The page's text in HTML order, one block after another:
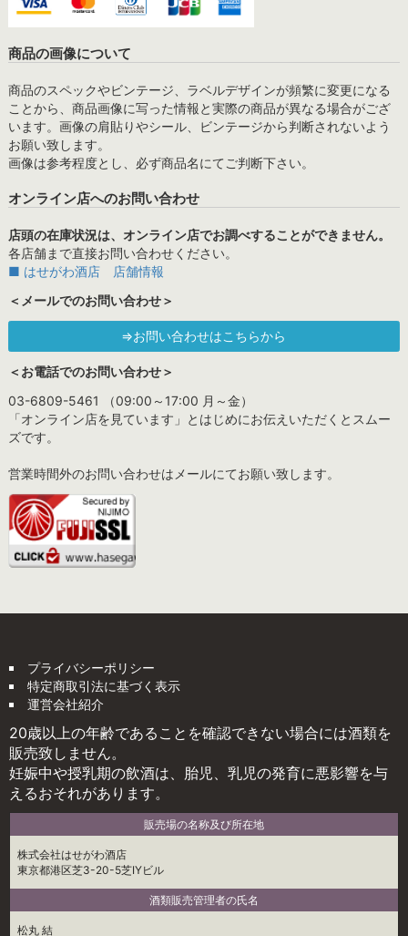
商品の画像について
商品のスペックやビンテージ、ラベルデザインが頻繁に変更になる
ことから、商品画像に写った情報と実際の商品が異なる場合がござ
います。画像の肩貼りやシール、ビンテージから判断されないよう
お願い致します。
画像は参考程度とし、必ず商品名にてご判断下さい。
オンライン店へのお問い合わせ
店頭の在庫状況は、オンライン店でお調べすることができません。
各店舗まで直接お問い合わせください。
■ はせがわ酒店 店舗情報
＜メールでのお問い合わせ＞
⇒お問い合わせはこちらから
＜お電話でのお問い合わせ＞
03-6809-5461 （09:00～17:00 月～金）
「オンライン店を見ています」とはじめにお伝えいただくとスムー
ズです。
営業時間外のお問い合わせはメールにてお願い致します。
プライバシーポリシー
特定商取引法に基づく表示
運営会社紹介
20歳以上の年齢であることを確認できない場合には酒類を
販売致しません。
妊娠中や授乳期の飲酒は、胎児、乳児の発育に悪影響を与
えるおそれがあります。
販売場の名称及び所在地
株式会社はせがわ酒店
東京都港区芝3-20-5芝IYビル
酒類販売管理者の氏名
松丸 結